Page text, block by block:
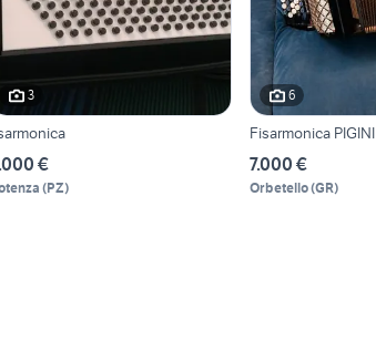
3
€
(PZ)
6
Fisarmonica PIGINI
7.000 €
Orbetello(GR)